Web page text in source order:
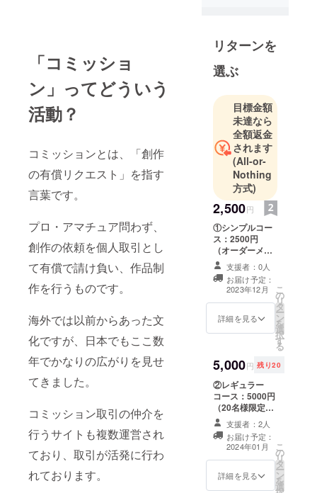
「コミッショ
ン」ってどういう
活動？
コミッションとは、「創作
の有償リクエスト」を指す
言葉です。
プロ・アマチュア問わず、
創作の依頼を個人取引とし
て有償で請け負い、作品制
作を行うものです。
海外では以前からあった文
化ですが、日本でもここ数
年でかなりの広がりを見せ
てきました。
コミッション取引の仲介を
行うサイトも複数運営され
ており、取引が活発に行わ
れております。
説から音声
作品台本ま
で、幅広い
り。SSから
長編作品ま
で、あらゆ
るタイプの
執筆依頼に
対応。お問
い合わせは
公式HPに
て。
アイコン：
若葉かずさ
様
リターンを
選ぶ
目標金額
未達なら
全額返金
されます
(All-or-
Nothing
方式)
2,500円
①シンプルコー
ス：2500円
（オーダーメイ
ド小説のお届け
なし） ・「書い
てほしい小説の
ネタはないけ
ど、このプロ
ジェクトを応援
ン内容】 お礼
メッセージ（デ
ジタル） ※メッ
セージ機能での
送付となります
支援者：0人
お届け予定：
2023年12月
詳細を見る
こ
の
リ
タ
ー
ン
を
選
択
す
る
5,000円 残り20
②レギュラー
コース：5000円
（20名様限定）
・5000文字以内
（文字単価1.0円
換算）のオー
ダーメイド小説
をお届けする
コースです。
支援者：2人
お届け予定：
2024年01月
詳細を見る
こ
の
リ
タ
ー
ン
を
選